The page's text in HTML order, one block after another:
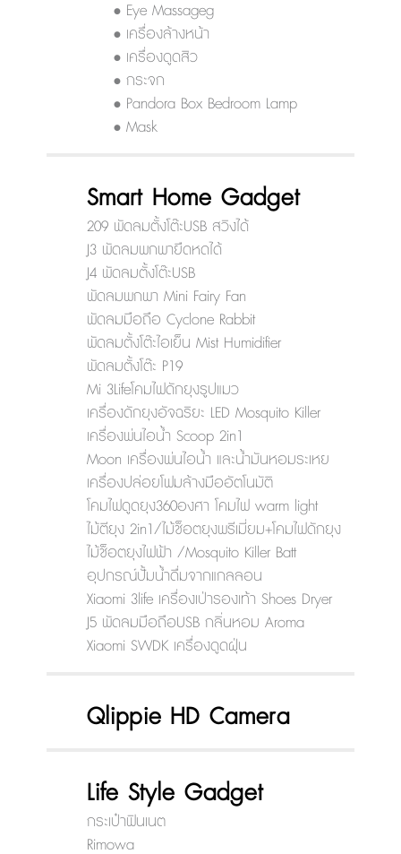
• Eye Massageg
• เครื่องล้างหน้า
• เครื่องดูดสิว
• กระจก
• Pandora Box Bedroom Lamp
• Mask
Smart Home Gadget
209 พัดลมตั้งโต๊ะUSB สวิงได้
J3 พัดลมพกพายืดหดได้
J4 พัดลมตั้งโต๊ะUSB
พัดลมพกพา Mini Fairy Fan
พัดลมมือถือ Cyclone Rabbit
พัดลมตั้งโต๊ะไอเย็น Mist Humidifier
พัดลมตั้งโต๊ะ P19
Mi 3Lifeโคมไฟดักยุงรูปแมว
เครื่องดักยุงอัจฉริยะ LED Mosquito Killer
เครื่องพ่นไอน้ำ Scoop 2in1
Moon เครื่องพ่นไอน้ำ และน้ำมันหอมระเหย
เครื่องปล่อยโฟมล้างมืออัตโนมัติ
โคมไฟดูดยุง360องศา โคมไฟ warm light
ไม้ตียุง 2in1/ไม้ช็อตยุงพรีเมี่ยม+โคมไฟดักยุง
ไม้ช็อตยุงไฟฟ้า /Mosquito Killer Batt
อุปกรณ์ปั้มน้ำดื่มจากแกลลอน
Xiaomi 3life เครื่องเป่ารองเท้า Shoes Dryer
J5 พัดลมมือถือUSB กลิ่นหอม Aroma
Xiaomi SWDK เครื่องดูดฝุ่น
Qlippie HD Camera
Life Style Gadget
กระเป๋าฟินเนต
Rimowa